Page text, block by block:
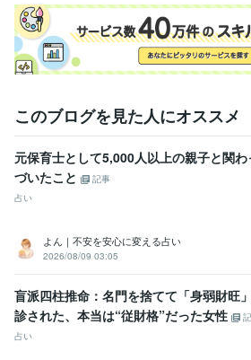
某メーカー 1992年3月 ~ 1993年5月
ファストフード 1994年3月 ~ 1997年2月
地域センター 2009年3月 ~ 2012年2月
住宅関連 2010年7月 ~ 2014年11月
建設関連 2013年3月 ~ 2017年7月
住宅関連 2017年3月 ~ 2018年9月
自動車関連 2016年5月 ~ 2017年12月
018年8月 ~ 2020年5月
建設関連 2020年7月 ~ 2021年2月 2021
スト オンライン似合う髪型診断アドバイザー
スト ココナラプラチナランクに昇格
資格・検定
インテリアコーディネーター 取得年 :
宅地建物取引士（旧 宅地建物取引主任者）
パーソナルカラーアナリスト
このブログを見た人にオススメ
元保育士として5,000人以上の親子と関
づいたこと
記事
占い
よん｜不安を安心に変える占い
2026/08/09 03:05
盲派四柱推命：名門を捨てて「身弱財旺
診された、本当は“従財格”だった女性
占い